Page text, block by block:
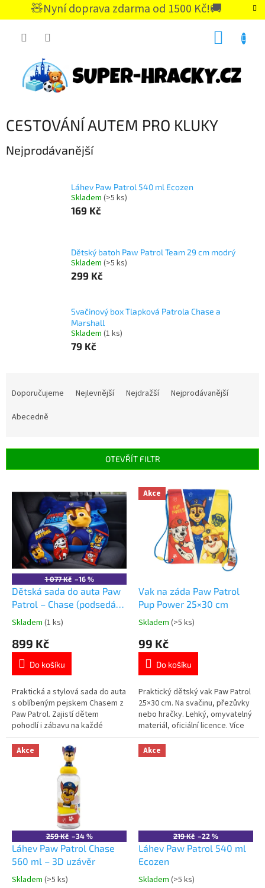
🧸Nyní doprava zdarma od 1500 Kč!🚚
CZK
CESTOVÁNÍ AUTEM PRO KLUKY
Nejprodávanější
Láhev Paw Patrol 540 ml Ecozen
Skladem (>5 ks)
169 Kč
Dětský batoh Paw Patrol Team 29 cm modrý
Skladem (>5 ks)
299 Kč
Svačinový box Tlapková Patrola Chase a
Marshall
Skladem (1 ks)
79 Kč
r
Doporučujeme Nejlevnější Nejdražší
Nejprodávanější
Abecedně
OTEVŘÍT FILTR
1 077 Kč –16 %
Dětská sada do auta Paw
Patrol – Chase (podsedák,
polštář, chránič pásu)
Průměrné
produktu
5,0
5
hvězdiček.
Skladem (1 ks)
899 Kč
Do košíku
Praktická a stylová sada do auta
s oblíbeným pejskem Chasem z
Paw Patrol. Zajistí dětem
pohodlí i zábavu na každé
cestě. ✔ pohodlný podsedák ✔
polštářek za krk ✔ chránič
bezpečnostního pásu ✔ ideální
na delší jízdy autem 👉 Více
produktů s motivem Paw Patrol
Akce
Vak na záda Paw Patrol
Pup Power 25×30 cm
Průměrné
produktu
5,0
5
hvězdiček.
Skladem (>5 ks)
99 Kč
Do košíku
Praktický dětský vak Paw Patrol
25×30 cm. Na svačinu, přezůvky
nebo hračky. Lehký, omyvatelný
materiál, oficiální licence. Více
produktů s motivem
👉 TLAPKOVÉ PATROLY
Akce
259 Kč –34 %
Láhev Paw Patrol Chase
560 ml – 3D uzávěr
Průměrné
Skladem (>5 ks)
Akce
219 Kč –22 %
Láhev Paw Patrol 540 ml
Ecozen
Průměrné
Skladem (>5 ks)